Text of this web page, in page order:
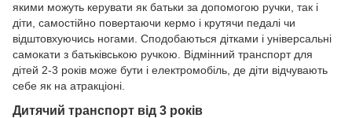
якими можуть керувати як батьки за допомогою ручки, так і
діти, самостійно повертаючи кермо і крутячи педалі чи
відштовхуючись ногами. Сподобаються дітками і універсальні
самокати з батьківською ручкою. Відмінний транспорт для
дітей 2-3 років може бути і електромобіль, де діти відчувають
себе як на атракціоні.
Дитячий транспорт від 3 років